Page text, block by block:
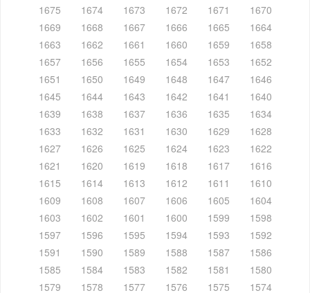
1675
1674 1673 1672 1671
1670
1669
1668 1667 1666 1665
1664
1663
1662 1661 1660 1659
1658
1657
1656 1655 1654 1653
1652
1651
1650 1649 1648 1647
1646
1645
1644 1643 1642 1641
1640
1639
1638 1637 1636 1635
1634
1633
1632 1631 1630 1629
1628
1627
1626 1625 1624 1623
1622
1621
1620 1619 1618 1617
1616
1615
1614 1613 1612 1611
1610
1609
1608 1607 1606 1605
1604
1603
1602 1601 1600 1599
1598
1597
1596 1595 1594 1593
1592
1591
1590 1589 1588 1587
1586
1585
1584 1583 1582 1581
1580
1579
1578 1577 1576 1575 1574